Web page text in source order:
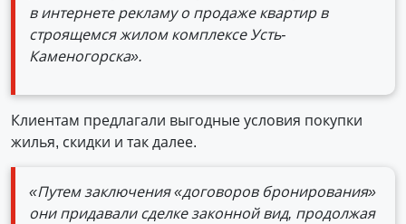
в интернете рекламу о продаже квартир в
строящемся жилом комплексе Усть-
Каменогорска».
Клиентам предлагали выгодные условия покупки
жилья, скидки и так далее.
«Путем заключения «договоров бронирования»
они придавали сделке законной вид, продолжая